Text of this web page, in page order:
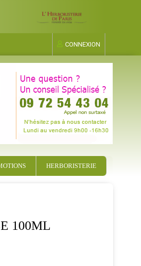
CONNEXION
HERBORISTERIE
100ML